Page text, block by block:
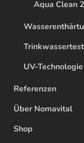
Aqua Clean
UV-Technologie
Referenzen
Über Nomavital
Shop